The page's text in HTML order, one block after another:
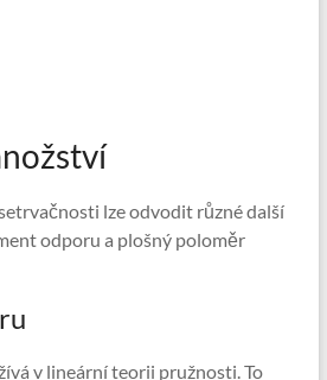
lze odvodit různé další
odporu a plošný poloměr
v lineární teorii pružnosti. To